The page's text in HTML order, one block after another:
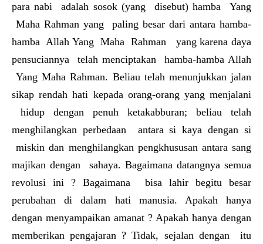
para nabi adalah sosok (yang disebut) hamba Yang
Maha Rahman yang paling besar dari antara hamba-
hamba Allah Yang Maha Rahman yang karena daya
pensuciannya telah menciptakan hamba-hamba Allah
Yang Maha Rahman. Beliau telah menunjukkan jalan
sikap rendah hati kepada orang-orang yang menjalani
hidup dengan penuh ketakabburan; beliau telah
menghilangkan perbedaan antara si kaya dengan si
miskin dan menghilangkan pengkhususan antara sang
majikan dengan sahaya. Bagaimana datangnya semua
revolusi ini ? Bagaimana bisa lahir begitu besar
perubahan di dalam hati manusia. Apakah hanya
dengan menyampaikan amanat ? Apakah hanya dengan
memberikan pengajaran ? Tidak, sejalan dengan itu